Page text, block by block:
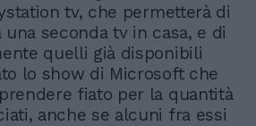
tv, che permetterà di
seconda tv in casa, e di
quelli già disponibili
lo show di Microsoft che
fiato per la quantità
anche se alcuni fra essi